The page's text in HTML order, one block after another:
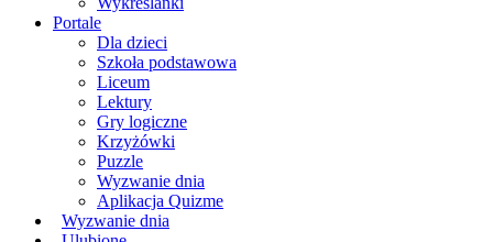
Portale
Dla dzieci
Szkoła podstawowa
Liceum
Lektury
Gry logiczne
Krzyżówki
Puzzle
Wyzwanie dnia
Aplikacja Quizme
Wyzwanie dnia